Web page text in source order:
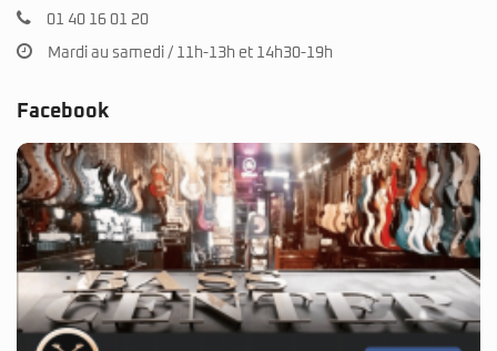
01 40 16 01 20
Mardi au samedi / 11h-13h et 14h30-19h
Facebook